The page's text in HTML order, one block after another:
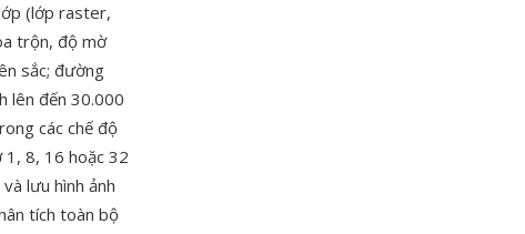
(lớp raster,
trộn, độ mờ
sắc; đường
lên đến 30.000
các chế độ
1, 8, 16 hoặc 32
lưu hình ảnh
tích toàn bộ